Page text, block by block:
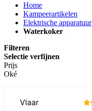
Home
Kampeerartikelen
Elektrische apparatuur
Waterkoker
Filteren
Selectie verfijnen
Prijs
Oké